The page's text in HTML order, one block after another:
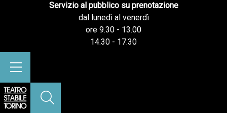
Servizio al pubblico su prenotazione
dal lunedì al venerdì
ore 9.30 - 13.00
14.30 - 17.30